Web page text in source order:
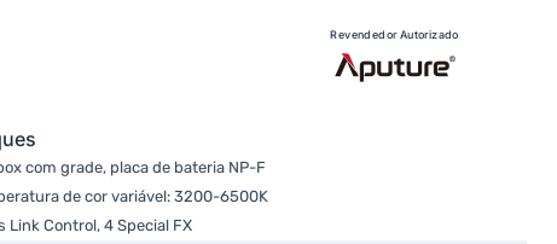
Revendedor Autorizado
com grade, placa de bateria NP-F
de cor variável: 3200-6500K
Link Control, 4 Special FX